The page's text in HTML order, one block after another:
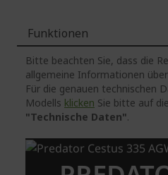
Funktionen
Bitte beachten Sie, dass die
allgemeine Informationen
Für die genauen technischen
Modells klicken Sie bitte auf
"Technische Daten".